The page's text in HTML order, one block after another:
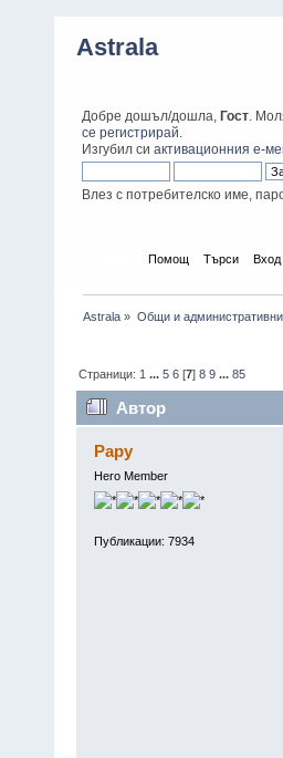
Astrala
Добре дошъл/дошла, Гост .
се регистрирай
Изгубил си активационния е-
Влез с потребителско име,
Помощ Търси Вход
Astrala » Общи и
Страници: 1 ...5 6 [7]8 9 ...85
Автор
Papy
Hero Member
Публикации: 7934